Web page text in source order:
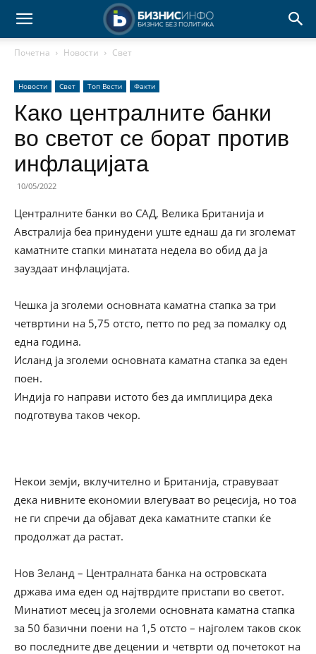
Почетна Новости Свет
Новости Свет Топ Вести Факти
Како централните банки
во светот се борат против
инфлацијата
10/05/2022
Централните банки во САД, Велика Британија и
Австралија беа принудени уште еднаш да ги зголемат
каматните стапки минатата недела во обид да ја
зауздаат инфлацијата.
Чешка ја зголеми основната каматна стапка за три
четвртини на 5,75 отсто, петто по ред за помалку од
една година.
Исланд ја зголеми основната каматна стапка за еден
поен.
Индија го направи истото без да имплицира дека
подготвува таков чекор.
Некои земји, вклучително и Британија, стравуваат
дека нивните економии влегуваат во рецесија, но тоа
не ги спречи да објават дека каматните стапки ќе
продолжат да растат.
Нов Зеланд – Централната банка на островската
држава има еден од најтврдите пристапи во светот.
Минатиот месец ја зголеми основната каматна стапка
за 50 базични поени на 1,5 отсто – најголем таков скок
во последните две децении и четврти од почетокот на